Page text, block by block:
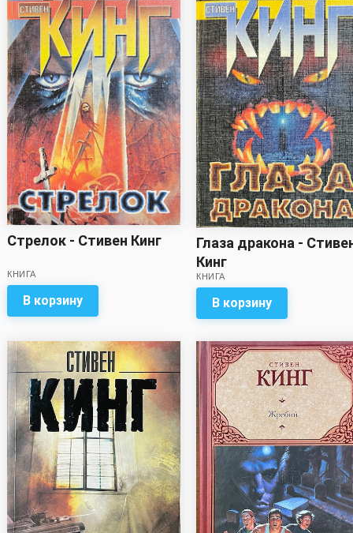
Стрелок - Стивен Кинг
КНИГА
В корзину
Глаза дракона -
Кинг
КНИГА
В корзину